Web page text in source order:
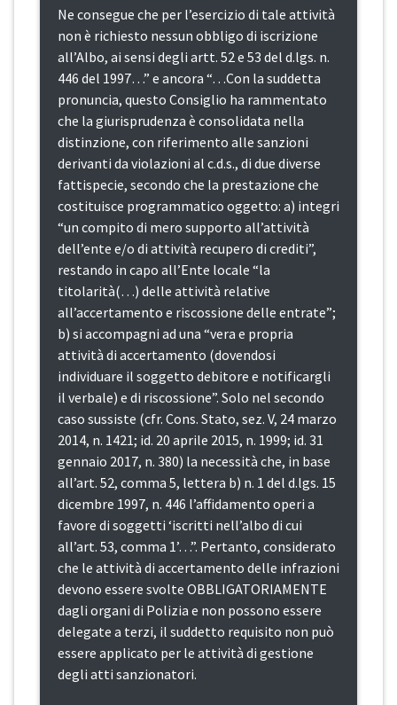
Ne consegue che per l’esercizio di tale attività
non è richiesto nessun obbligo di iscrizione
all’Albo, ai sensi degli artt. 52 e 53 del d.lgs. n.
446 del 1997…” e ancora “…Con la suddetta
pronuncia, questo Consiglio ha rammentato
che la giurisprudenza è consolidata nella
distinzione, con riferimento alle sanzioni
derivanti da violazioni al c.d.s., di due diverse
fattispecie, secondo che la prestazione che
costituisce programmatico oggetto: a) integri
“un compito di mero supporto all’attività
dell’ente e/o di attività recupero di crediti”,
restando in capo all’Ente locale “la
titolarità(…) delle attività relative
all’accertamento e riscossione delle entrate”;
b) si accompagni ad una “vera e propria
attività di accertamento (dovendosi
individuare il soggetto debitore e notificargli
il verbale) e di riscossione”. Solo nel secondo
caso sussiste (cfr. Cons. Stato, sez. V, 24 marzo
2014, n. 1421; id. 20 aprile 2015, n. 1999; id. 31
gennaio 2017, n. 380) la necessità che, in base
all’art. 52, comma 5, lettera b) n. 1 del d.lgs. 15
dicembre 1997, n. 446 l’affidamento operi a
favore di soggetti ‘iscritti nell’albo di cui
all’art. 53, comma 1’…”. Pertanto, considerato
che le attività di accertamento delle infrazioni
devono essere svolte OBBLIGATORIAMENTE
dagli organi di Polizia e non possono essere
delegate a terzi, il suddetto requisito non può
essere applicato per le attività di gestione
degli atti sanzionatori.